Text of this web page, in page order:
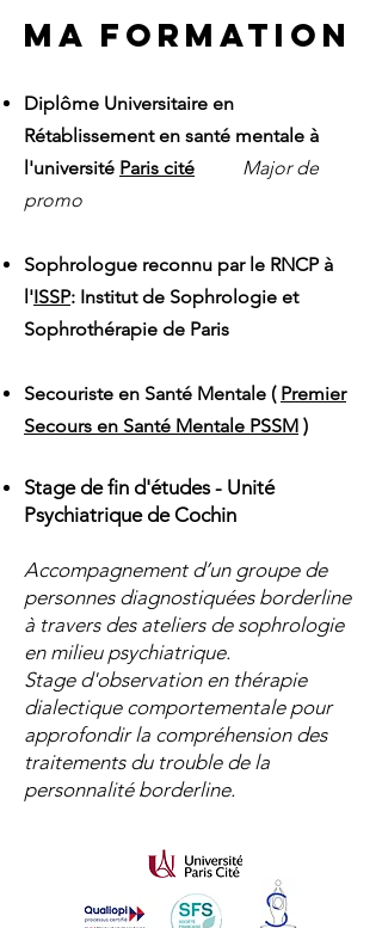
ma formation
Diplôme Universitaire en
Rétablissement en santé mentale à
l'université Paris cité
Major de
promo
Sophrologue reconnu par le RNCP à
l'ISSP: Institut de Sophrologie et
Sophrothérapie de Paris
Secouriste en Santé Mentale ( Premier
Secours en Santé Mentale PSSM )
Stage de fin d'études - Unité
Psychiatrique de Cochin ​
Accompagnement d’un groupe de
personnes diagnostiquées borderline
à travers des ateliers de sophrologie
en milieu psychiatrique.
Stage d'observation en thérapie
dialectique comportementale pour
approfondir la compréhension des
traitements du trouble de la
personnalité borderline.